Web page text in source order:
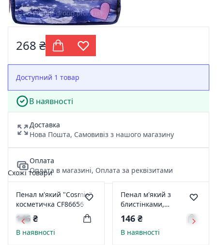
268 ₴
Доступний 1 товар
В наявності
Доставка
Нова Пошта, Самовивіз з нашого магазину
Оплата
Оплата в магазині, Оплата за реквізитами
Схожі товари
Пенал м'який "Cosmic"
косметичка CF86656
146 ₴
В наявності
Пенал м'який з
блистінками,
прямокутний CF86678-
02
146 ₴
В наявності